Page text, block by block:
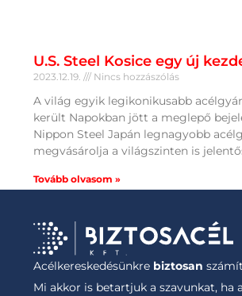
U.S. Steel Kosice egy új
2023.12.19. Nincs hozzászólás
A világ egyik legikonikusabb
került Napokban jött a meglepő
Nippon Steel Japán legnagyobb
megvásárolja a világszinten is
Tovább olvasom »
Acélkereskedésünkre biztosan
Mi akkor is betartjuk a szavunkat, ha